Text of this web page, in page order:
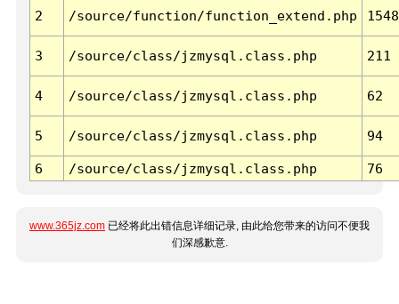
2 /source/function/function_extend.php 1548
3 /source/class/jzmysql.class.php 211
4 /source/class/jzmysql.class.php 62
5 /source/class/jzmysql.class.php 94
6 /source/class/jzmysql.class.php 76
www.365jz.com 已经将此出错信息详细记录, 由此给您带来的访问不便我
们深感歉意.